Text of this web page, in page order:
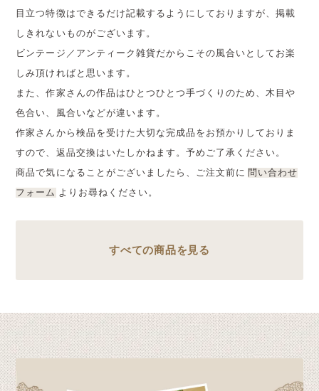
目立つ特徴はできるだけ記載するようにしておりますが、掲載
しきれないものがございます。
ビンテージ／アンティーク雑貨だからこその風合いとしてお楽
しみ頂ければと思います。
また、作家さんの作品はひとつひとつ手づくりのため、木目や
色合い、風合いなどが違います。
作家さんから検品を受けた大切な完成品をお預かりしておりま
すので、返品交換はいたしかねます。予めご了承ください。
商品で気になることがございましたら、ご注文前に 問い合わせ
フォーム よりお尋ねください。
すべての商品を見る